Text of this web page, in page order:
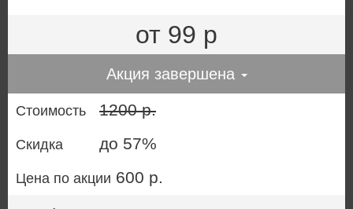
от 99 р
Акция завершена
Стоимость 1200 р.
Скидка до 57%
Цена по акции 600 р.